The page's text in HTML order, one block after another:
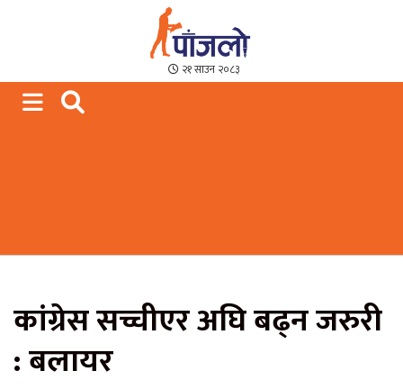
Paajalo News
We are from Far West Nepal
२१ साउन २०८३
कांग्रेस सच्चीएर अघि बढ्न जरुरी
: बलायर